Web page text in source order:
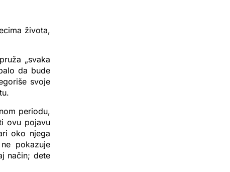
života,
„svaka
da bude
svoje
periodu,
ovu pojavu
oko njega
pokazuje
način; dete